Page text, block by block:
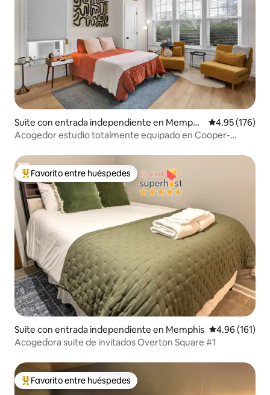
Suite con entrada independiente en Memphi
s
Calificación
4.95 (176)
Acogedor estudio totalmente equipado en Cooper-
De los mejores en Favorito entre huéspedes
Favorito entre huéspedes
Suite con entrada independiente en Memphis Calificación
4.96 (161)
Acogedora suite de invitados Overton Square #1
De los mejores en Favorito entre huéspedes
Favorito entre huéspedes